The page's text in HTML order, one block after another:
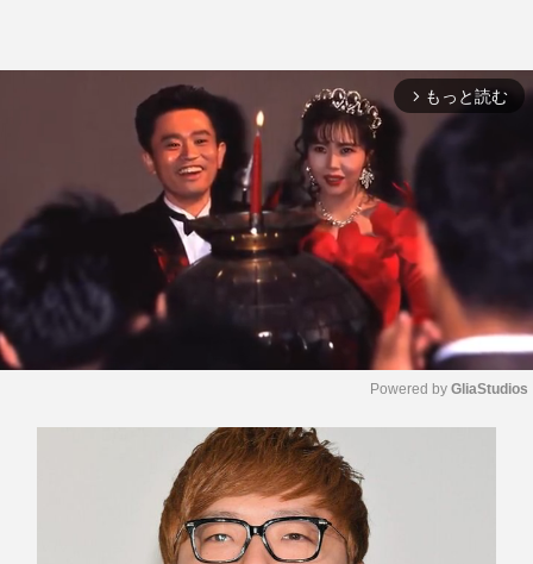
arrow_forward_ios もっと読む
Powered by GliaStudios